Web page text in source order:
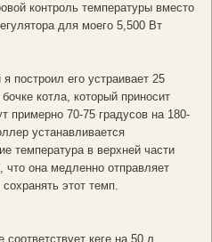
контроль температуры вместо
для моего 5,500 Вт
построил его устраивает 25
котла, который приносит
примерно 70-75 градусов на 180-
устанавливается
температура в верхней части
что она медленно отправляет
этот темп.
соответствует кеге на 50 л